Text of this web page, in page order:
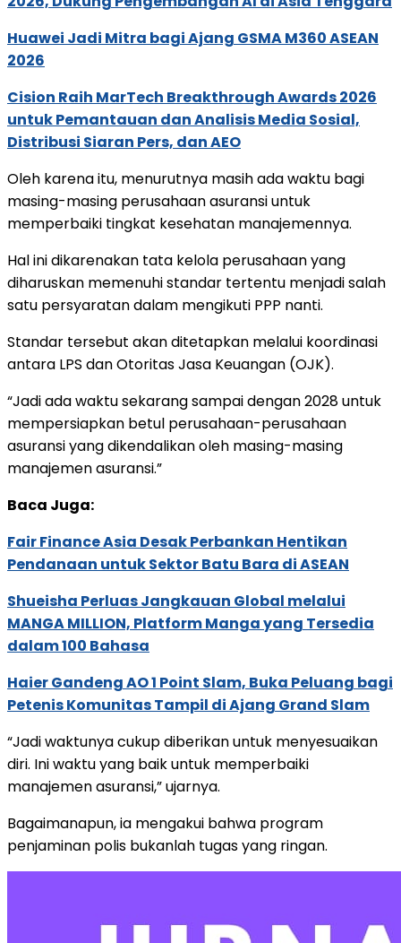
Huawei Jadi Mitra bagi Ajang GSMA M360 ASEAN
2026
Cision Raih MarTech Breakthrough Awards 2026
untuk Pemantauan dan Analisis Media Sosial,
Distribusi Siaran Pers, dan AEO
Oleh karena itu, menurutnya masih ada waktu bagi
masing-masing perusahaan asuransi untuk
memperbaiki tingkat kesehatan manajemennya.
Hal ini dikarenakan tata kelola perusahaan yang
diharuskan memenuhi standar tertentu menjadi salah
satu persyaratan dalam mengikuti PPP nanti.
Standar tersebut akan ditetapkan melalui koordinasi
antara LPS dan Otoritas Jasa Keuangan (OJK).
“Jadi ada waktu sekarang sampai dengan 2028 untuk
mempersiapkan betul perusahaan-perusahaan
asuransi yang dikendalikan oleh masing-masing
manajemen asuransi.”
Baca Juga:
Fair Finance Asia Desak Perbankan Hentikan
Pendanaan untuk Sektor Batu Bara di ASEAN
Shueisha Perluas Jangkauan Global melalui
MANGA MILLION, Platform Manga yang Tersedia
dalam 100 Bahasa
Haier Gandeng AO 1 Point Slam, Buka Peluang bagi
Petenis Komunitas Tampil di Ajang Grand Slam
“Jadi waktunya cukup diberikan untuk menyesuaikan
diri. Ini waktu yang baik untuk memperbaiki
manajemen asuransi,” ujarnya.
Bagaimanapun, ia mengakui bahwa program
penjaminan polis bukanlah tugas yang ringan.